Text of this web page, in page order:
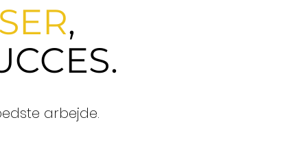
,
arbejde.